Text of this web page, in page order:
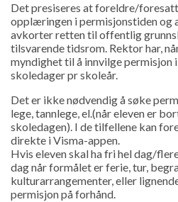
Det presiseres at foreldre/
opplæringen i permisjonstiden og
avkorter retten til offentlig
tilsvarende tidsrom. Rektor har,
myndighet til å innvilge permisjon
skoledager pr skoleår.
Det er ikke nødvendig å søke
lege, tannlege, el.(når eleven er
skoledagen). I de tilfellene kan
direkte i Visma-appen.
Hvis eleven skal ha fri hel dag/
dag når formålet er ferie, tur,
kulturarrangementer, eller
permisjon på forhånd.